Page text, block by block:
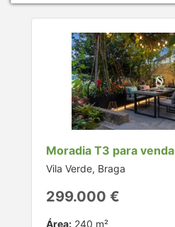
Moradia T3 para venda
Vila Verde, Braga
299.000 €
Área: 240 m²